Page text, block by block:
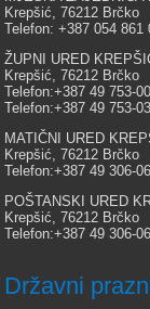
Krepšić, 76212 Brčko
Telefon: +387 054 861
ŽUPNI URED
Krepšić, 76212 Brčko
Telefon:+387 49 753-
Telefon:+387 49 753-
MATIČNI URED
Krepšić, 76212 Brčko
Telefon:+387 49 306-
POŠTANSKI URED
Krepšić, 76212 Brčko
Telefon:+387 49 306-
Državni